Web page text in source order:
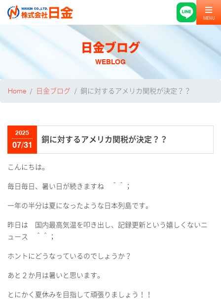
MENU
日金ブログ
WEBLOG
Home 日金ブログ 銅に対するアメリカ関税が決定？？
2025
07/31
銅に対するアメリカ関税が決定？？
こんにちは。
毎日毎日、暑い日が続きますね ＾＾；
一年の半分は夏になったような日本列島です。
昨日は 国内最高気温を叩き出し、記録更新という嬉しくないニ
ュース ＾＾；
ホントにどうなっているのでしょうか？
あと２か月は暑いと思います。
とにかく夏休みを目指して頑張りましょう！！